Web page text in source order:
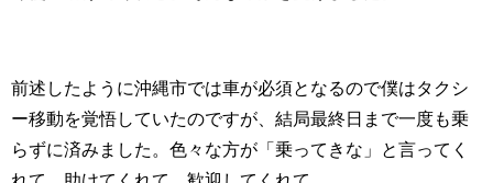
前述したように沖縄市では車が必須となるので僕はタクシ
ー移動を覚悟していたのですが、結局最終日まで一度も乗
らずに済みました。色々な方が「乗ってきな」と言ってく